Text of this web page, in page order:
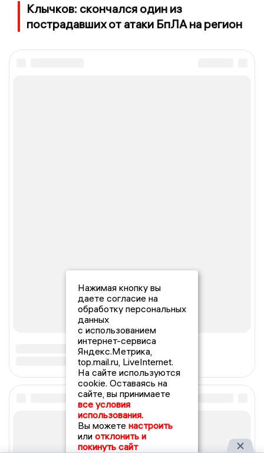
Клычков: скончался один из
пострадавших от атаки БпЛА на регион
Нажимая кнопку вы
даете согласие на
обработку персональных
данных
с использованием
интернет-сервиса
Яндекс.Метрика,
top.mail.ru, LiveInternet.
На сайте используются
cookie. Оставаясь на
сайте, вы принимаете
все условия
использования.
Вы можете настроить
или отклонить и
покинуть сайт